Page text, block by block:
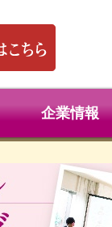
企業情報